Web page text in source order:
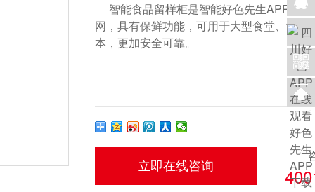
智能食品留样柜是智能好色先生APP下载设
网，具有保鲜功能，可用于大型食堂、酒
本，更加安全可靠。